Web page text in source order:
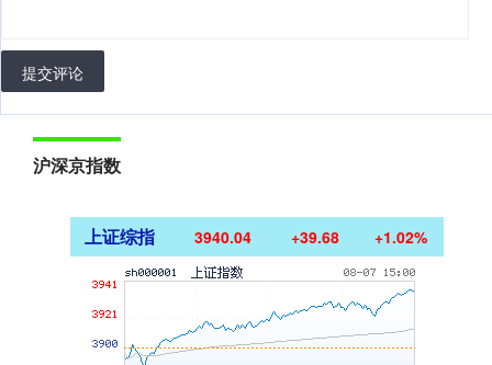
提交评论
沪深京指数
上证综指 3940.04 +39.68 +1.02%